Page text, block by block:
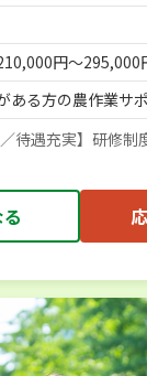
円～295,000
ある方の農作業サ
／待遇充実】研修